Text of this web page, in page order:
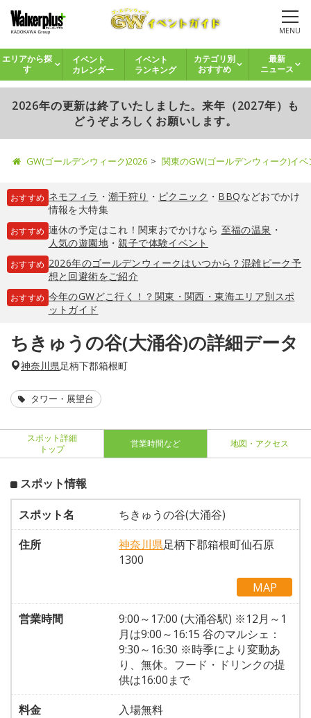
MENU
エリアから探
す
イベント
カレンダー
イベント
ランキング
カテゴリ別
おすすめ
最新
ニュース
2026年の更新は終了いたしました。来年（2027年）も
どうぞよろしくお願いします。
GW(ゴールデンウィーク)2026 関東のGW(ゴールデンウィーク)イ
おすすめ ネモフィラ ・ 潮干狩り ・ ピクニック ・ BBQなどおでかけ
情報を大特集
おすすめ 連休の予定はこれ！関東おでかけなら 至福の温泉 ・
人気の遊園地・親子で体験イベント
おすすめ 2026年のゴールデンウィークはいつから？混雑ピーク予
想と回避術をご紹介
おすすめ 今年のGWどこ行く！？関東・関西・東海エリア別スポ
ットガイド
ちきゅうの谷(大涌谷)の詳細データ
神奈川県足柄下郡箱根町
タワー・展望台
スポット詳細
トップ
営業時間など 地図・アクセス
スポット情報
スポット名
ちきゅうの谷(大涌谷)
住所
神奈川県足柄下郡箱根町仙石原
1300
MAP
営業時間
9:00～17:00 (大涌谷駅) ※12月～1
月は9:00～16:15 谷のマルシェ：
9:30～16:30 ※時季により変動あ
り、無休。フード・ドリンクの提
供は16:00まで
料金
入場無料